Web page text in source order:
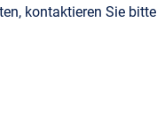
kontaktieren Sie bitte